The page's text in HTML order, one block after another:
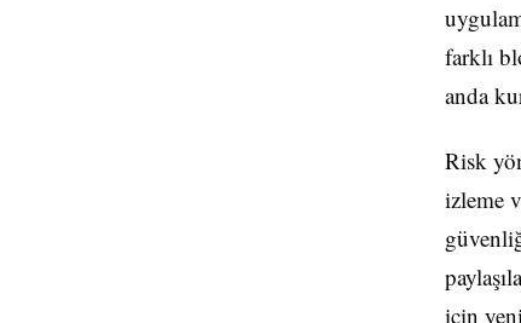
farklı
anda
Risk
izleme
için